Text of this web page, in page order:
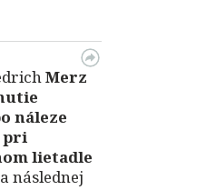
Merz
náleze
pri
lietadle
následnej